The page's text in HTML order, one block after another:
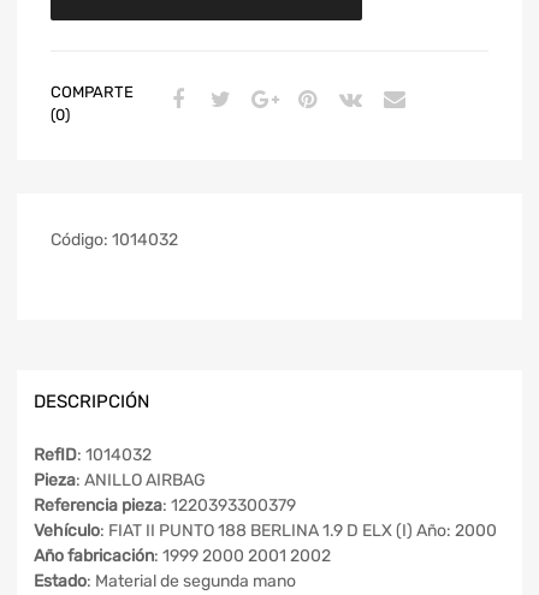
COMPARTE
(0)
Código: 1014032
DESCRIPCIÓN
RefID: 1014032
Pieza: ANILLO AIRBAG
Referencia pieza: 1220393300379
Vehículo: FIAT II PUNTO 188 BERLINA 1.9 D ELX (I) Año: 2000
Año fabricación: 1999 2000 2001 2002
Estado: Material de segunda mano